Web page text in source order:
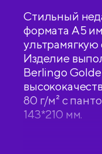
Стильный
формата A5
Изделие
Berlingo
80 г/м² с
143*210 мм.